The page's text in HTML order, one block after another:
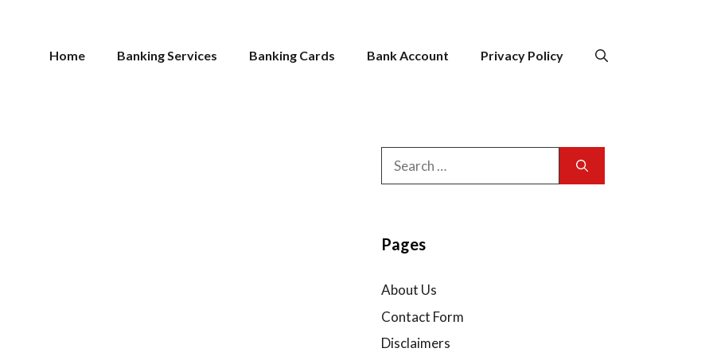
Home Banking Services Banking Cards Bank Account Privacy Policy
for:
Pages
About Us
Contact Form
Disclaimers